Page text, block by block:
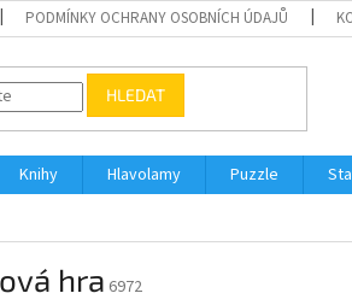
PODMÍNKY OCHRANY OSOBNÍCH ÚDAJŮ
HLEDAT
Knihy Hlavolamy Puzzle
hra 6972